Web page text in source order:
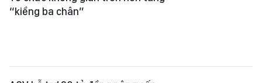
“kiềng ba chân”